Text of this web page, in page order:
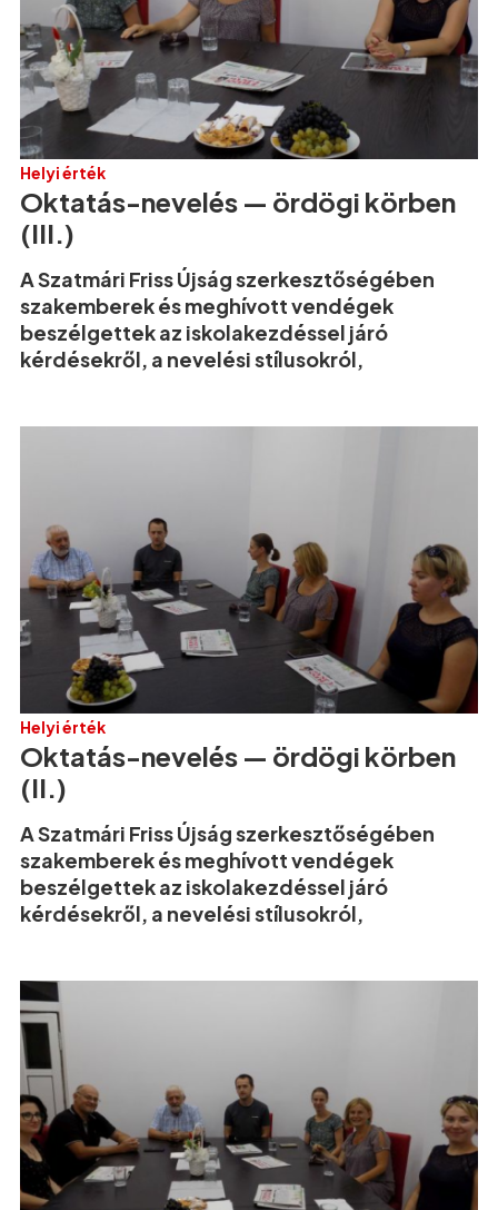
Helyi érték
Oktatás-nevelés — ördögi körben
(III.)
A Szatmári Friss Újság szerkesztőségében
szakemberek és meghívott vendégek
beszélgettek az iskolakezdéssel járó
kérdésekről, a nevelési stílusokról,
Helyi érték
Oktatás-nevelés — ördögi körben
(II.)
A Szatmári Friss Újság szerkesztőségében
szakemberek és meghívott vendégek
beszélgettek az iskolakezdéssel járó
kérdésekről, a nevelési stílusokról,